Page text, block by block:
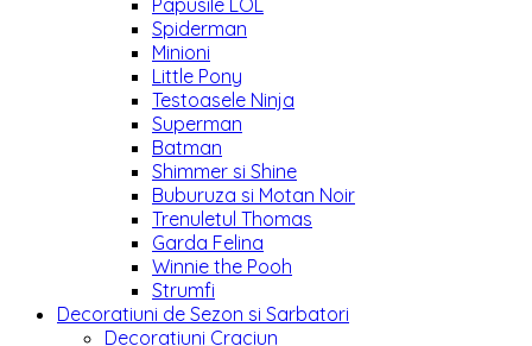
Papusile LOL
Spiderman
Minioni
Little Pony
Testoasele Ninja
Superman
Batman
Shimmer si Shine
Buburuza si Motan Noir
Trenuletul Thomas
Garda Felina
Winnie the Pooh
Strumfi
Decoratiuni de Sezon si Sarbatori
Decoratiuni Craciun